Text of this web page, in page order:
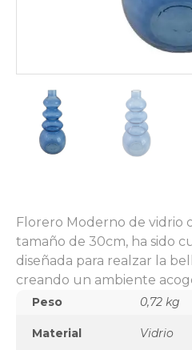
Florero Moderno de vidrio
tamaño de 30cm, ha sido
diseñada para realzar la
creando un ambiente
Peso 0,72 kg
Material Vidrio